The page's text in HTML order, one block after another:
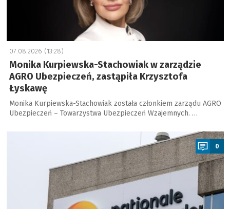
07.08.2026 (13:28)
Monika Kurpiewska-Stachowiak w zarządzie
AGRO Ubezpieczeń, zastąpiła Krzysztofa
Łyskawę
Monika Kurpiewska-Stachowiak została członkiem zarządu AGRO
Ubezpieczeń – Towarzystwa Ubezpieczeń Wzajemnych. …
0